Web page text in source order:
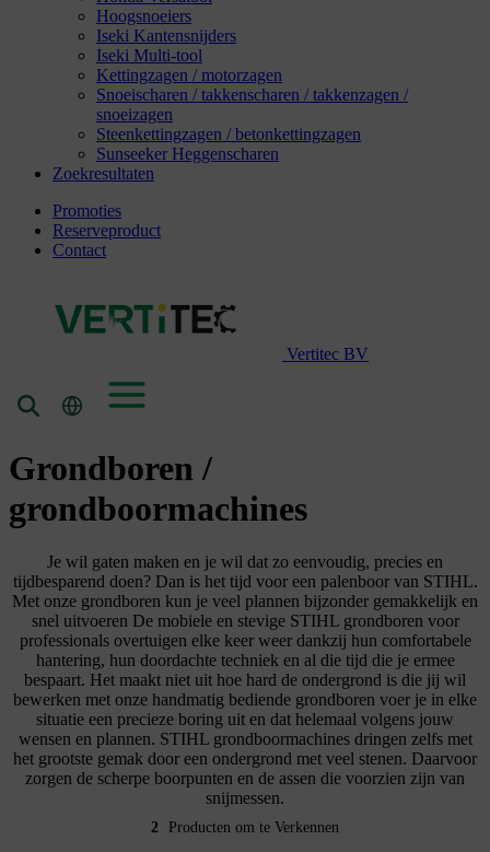
Hoogsnoeiers
Iseki Kantensnijders
Iseki Multi-tool
Kettingzagen / motorzagen
Snoeischaren / takkenscharen / takkenzagen /
snoeizagen
Steenkettingzagen / betonkettingzagen
Sunseeker Heggenscharen
Zoekresultaten
Promoties
Reserveproduct
Contact
Vertitec BV
Grondboren /
grondboormachines
Je wil gaten maken en je wil dat zo eenvoudig, precies en
tijdbesparend doen? Dan is het tijd voor een palenboor van STIHL.
Met onze grondboren kun je veel plannen bijzonder gemakkelijk en
snel uitvoeren De mobiele en stevige STIHL grondboren voor
professionals overtuigen elke keer weer dankzij hun comfortabele
hantering, hun doordachte techniek en al die tijd die je ermee
bespaart. Het maakt niet uit hoe hard de ondergrond is die jij wil
bewerken met onze handmatig bediende grondboren voer je in elke
situatie een precieze boring uit en dat helemaal volgens jouw
wensen en plannen. STIHL grondboormachines dringen zelfs met
het grootste gemak door een ondergrond met veel stenen. Daarvoor
zorgen de scherpe boorpunten en de assen die voorzien zijn van
snijmessen.
2 Producten om te Verkennen